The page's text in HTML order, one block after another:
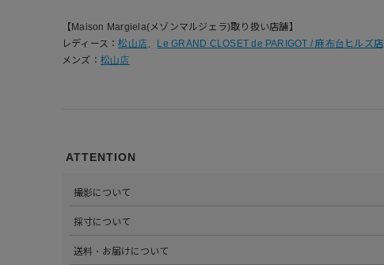
【Maison Margiela(メゾンマルジェラ)取り扱い店舗】
レディース：松山店
Le GRAND CLOSET de PARIGOT / 麻布台ヒルズ店
メンズ： 松山店
ATTENTION
撮影について
心がけています。詳しくは
採寸について
部サイズタブか、または
送料・お届けについて